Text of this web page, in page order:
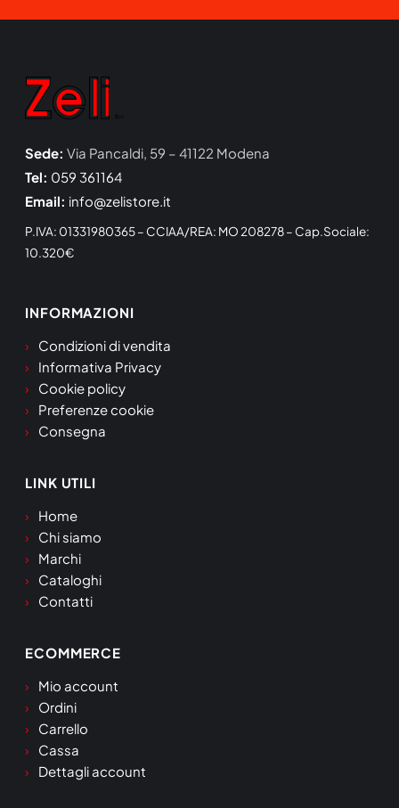
Sede: Via Pancaldi, 59 – 41122 Modena
Tel: 059 361164
Email: info@zelistore.it
P.IVA: 01331980365 – CCIAA/REA: MO 208278 – Cap.Sociale:
10.320€
INFORMAZIONI
Condizioni di vendita
Informativa Privacy
Cookie policy
Preferenze cookie
Consegna
LINK UTILI
Home
Chi siamo
Marchi
Cataloghi
Contatti
ECOMMERCE
Mio account
Ordini
Carrello
Cassa
Dettagli account